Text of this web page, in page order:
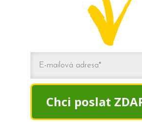
Chci poslat